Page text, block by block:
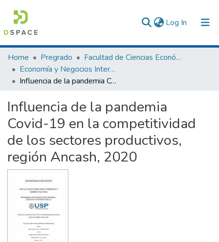
Log In (current)
Communities & Collections
All of DSpace
Home Pregrado
Facultad de Ciencias Económicas y Administrativas
Economía y Negocios Internacionales
Influencia de la pandemia Covid-19 en la competitividad de los sectores productivos, región Ancash, 2020
Influencia de la pandemia
Covid-19 en la competitividad
de los sectores productivos,
región Ancash, 2020